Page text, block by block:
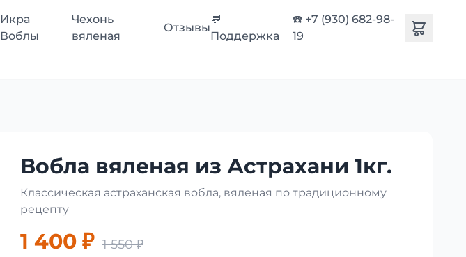
Икра
Воблы
Чехонь
вяленая
Отзывы
💬
Поддержка
☎️ +7 (930) 682-98-
19
Вобла вяленая из Астрахани 1кг.
Классическая астраханская вобла, вяленая по традиционному
рецепту
1 400 ₽ 1 550 ₽